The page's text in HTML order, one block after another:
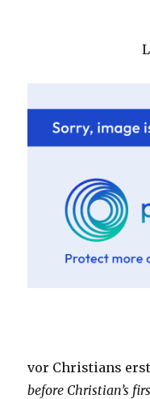
vor Christians
before Christian’s